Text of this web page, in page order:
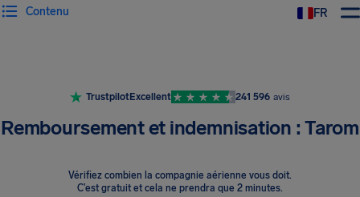
FR
Contenu
TrustpilotExcellent 241 596 avis
Remboursement et indemnisation : Tarom
Vérifiez combien la compagnie aérienne vous doit.
C’est gratuit et cela ne prendra que 2 minutes.